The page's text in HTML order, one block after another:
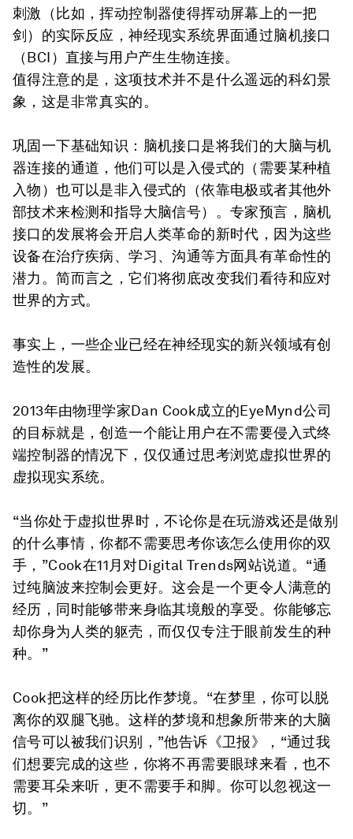
刺激（比如，挥动控制器使得挥动屏幕上的一把
剑）的实际反应，神经现实系统界面通过脑机接口
（BCI）直接与用户产生生物连接。
值得注意的是，这项技术并不是什么遥远的科幻景
象，这是非常真实的。
巩固一下基础知识：脑机接口是将我们的大脑与机
器连接的通道，他们可以是入侵式的（需要某种植
入物）也可以是非入侵式的（依靠电极或者其他外
部技术来检测和指导大脑信号）。专家预言，脑机
接口的发展将会开启人类革命的新时代，因为这些
设备在治疗疾病、学习、沟通等方面具有革命性的
潜力。简而言之，它们将彻底改变我们看待和应对
世界的方式。
事实上，一些企业已经在神经现实的新兴领域有创
造性的发展。
2013年由物理学家Dan Cook成立的EyeMynd公司
的目标就是，创造一个能让用户在不需要侵入式终
端控制器的情况下，仅仅通过思考浏览虚拟世界的
虚拟现实系统。
“当你处于虚拟世界时，不论你是在玩游戏还是做别
的什么事情，你都不需要思考你该怎么使用你的双
手，”Cook在11月对Digital Trends网站说道。“通
过纯脑波来控制会更好。这会是一个更令人满意的
经历，同时能够带来身临其境般的享受。你能够忘
却你身为人类的躯壳，而仅仅专注于眼前发生的种
种。”
Cook把这样的经历比作梦境。“在梦里，你可以脱
离你的双腿飞驰。这样的梦境和想象所带来的大脑
信号可以被我们识别，”他告诉《卫报》，“通过我
们想要完成的这些，你将不再需要眼球来看，也不
需要耳朵来听，更不需要手和脚。你可以忽视这一
切。”